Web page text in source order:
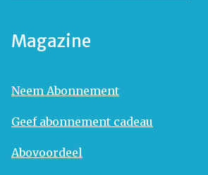
Magazine
Neem Abonnement
Geef abonnement cadeau
Abovoordeel